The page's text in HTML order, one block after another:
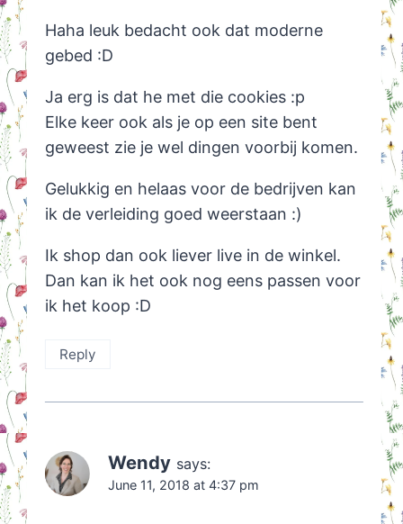
Haha leuk bedacht ook dat moderne
gebed :D
Ja erg is dat he met die cookies :p
Elke keer ook als je op een site bent
geweest zie je wel dingen voorbij komen.
Gelukkig en helaas voor de bedrijven kan
ik de verleiding goed weerstaan :)
Ik shop dan ook liever live in de winkel.
Dan kan ik het ook nog eens passen voor
ik het koop :D
Reply
Wendy says:
June 11, 2018 at 4:37 pm